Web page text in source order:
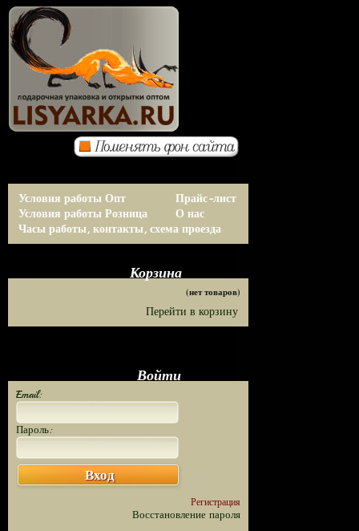
Условия работы Опт
Условия работы Розница
Прайс-лист
О нас
Часы работы, контакты, схема проезда
Корзина
(нет товаров)
Перейти в корзину
Войти
Email:
Пароль:
Вход
Регистрация
Восстановление пароля